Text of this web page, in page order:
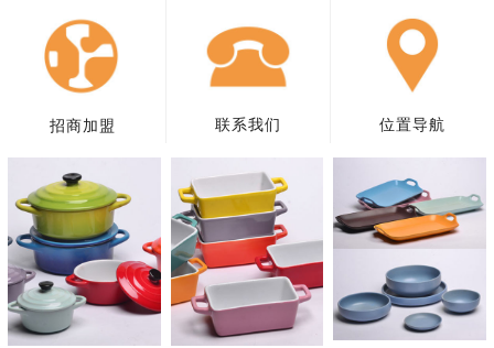
招商加盟 联系我们 位置导航